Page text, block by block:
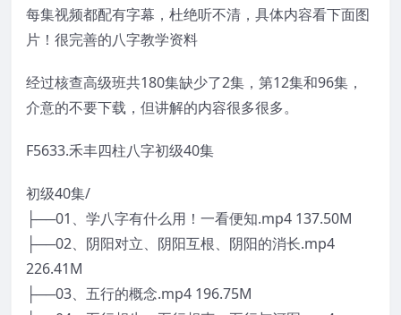
每集视频都配有字幕，杜绝听不清，具体内容看下面图
片！很完善的八字教学资料
经过核查高级班共180集缺少了2集，第12集和96集，
介意的不要下载，但讲解的内容很多很多。
F5633.禾丰四柱八字初级40集
初级40集/
├──01、学八字有什么用！一看便知.mp4 137.50M
├──02、阴阳对立、阴阳互根、阴阳的消长.mp4
226.41M
├──03、五行的概念.mp4 196.75M